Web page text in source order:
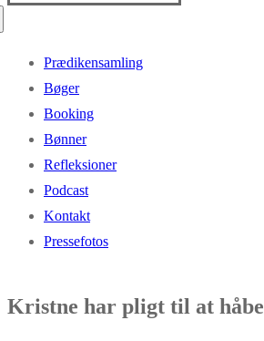
Prædikensamling
Bøger
Booking
Bønner
Refleksioner
Podcast
Kontakt
Pressefotos
Kristne har pligt til at håbe